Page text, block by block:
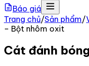
Báo giá
Trang chủ/Sản phẩm/
– Bột nhôm oxit
Cát đánh